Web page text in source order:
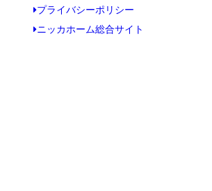
プライバシーポリシー
ニッカホーム総合サイト